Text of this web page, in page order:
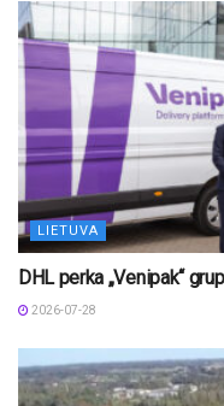
LIETUVA
DHL perka „Venipak“
2026-07-28